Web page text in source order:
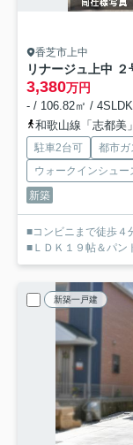
香芝市上中
リナージュ上中
3,380万円
- / 106.82㎡ /
和歌山線「志都美
駐車2台可 都市ガ
ウォークインシュー
新築
■コンビニまで徒歩４
■ＬＤＫ１９帖＆パン
新築一戸建